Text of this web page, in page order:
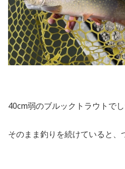
40cm弱のブルックトラウトでし
そのまま釣りを続けていると、